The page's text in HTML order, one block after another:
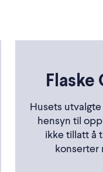
Flaske
Husets
hensyn til
ikke tillatt å
konserter